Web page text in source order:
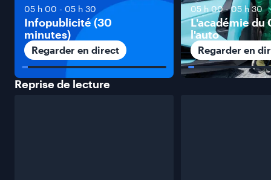
05 h 00 - 05 h 30
Infopublicité (30
minutes)
Regarder en direct
05 h 00- 05 h 30
L'académie du
l'auto
Regarder en
Reprise de lecture